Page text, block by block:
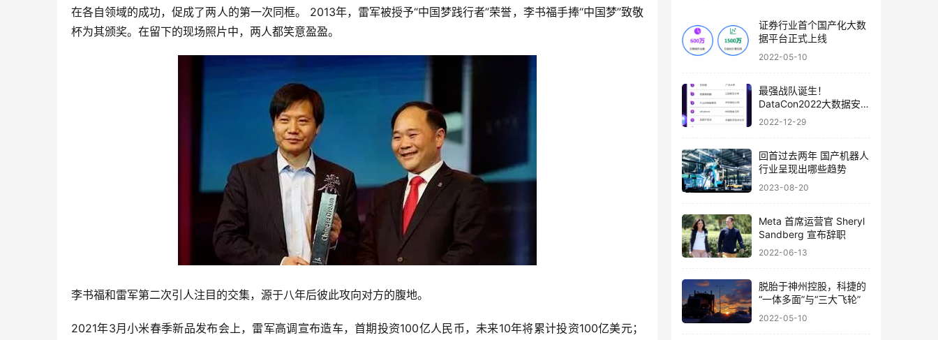
在各自领域的成功，促成了两人的第一次同框。 2013年，雷军被授予“中国梦践行者”荣誉，李书福手捧“中国梦”致敬
杯为其颁奖。在留下的现场照片中，两人都笑意盈盈。
李书福和雷军第二次引人注目的交集，源于八年后彼此攻向对方的腹地。
2021年3月小米春季新品发布会上，雷军高调宣布造车，首期投资100亿人民币，未来10年将累计投资100亿美元；
证券行业首个国产化大数
据平台正式上线
2022-05-10
最强战队诞生！
DataCon2022大数据安全
分析竞赛最终榜单揭晓
2022-12-29
回首过去两年 国产机器人
行业呈现出哪些趋势
2023-08-20
Meta 首席运营官 Sheryl
Sandberg 宣布辞职
2022-06-13
脱胎于神州控股，科捷的
“一体多面”与“三大飞轮”
2022-05-10